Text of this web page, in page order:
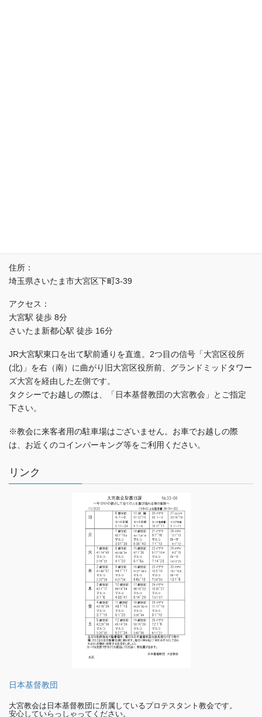
住所：
埼玉県さいたま市大宮区下町3-39
アクセス：
大宮駅 徒歩 8分
さいたま新都心駅 徒歩 16分
JR大宮駅東口を出て駅前通りを直進。2つ目の信号「大宮区役所
(北)」を右（南）に曲がり旧大宮区役所前、グランドミッドタワー
ズ大宮を経由した左側です。
タクシーでお越しの際は、「日本基督教団の大宮教会」とご指定
下さい。
※教会に来客者用の駐車場はございません。お車でお越しの際
は、お近くのコインパーキング等をご利用ください。
リンク
日本基督教団
大宮教会は日本基督教団に所属しているプロテスタント教会です。
安心していらっしゃってください。